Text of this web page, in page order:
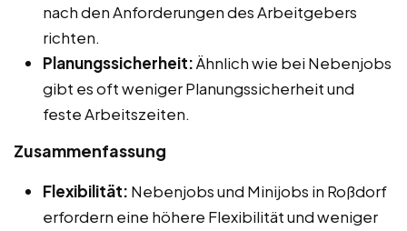
nach den Anforderungen des Arbeitgebers
richten.
Planungssicherheit:Ähnlich wie bei Nebenjobs
gibt es oft weniger Planungssicherheit und
feste Arbeitszeiten.
Zusammenfassung
Flexibilität: Nebenjobs und Minijobs in Roßdorf
erfordern eine höhere Flexibilität und weniger